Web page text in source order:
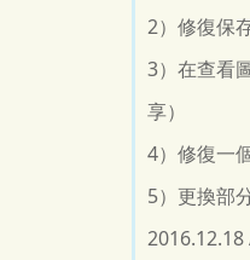
2）修復保
3）在查看
享）
4）修復一
5）更換部